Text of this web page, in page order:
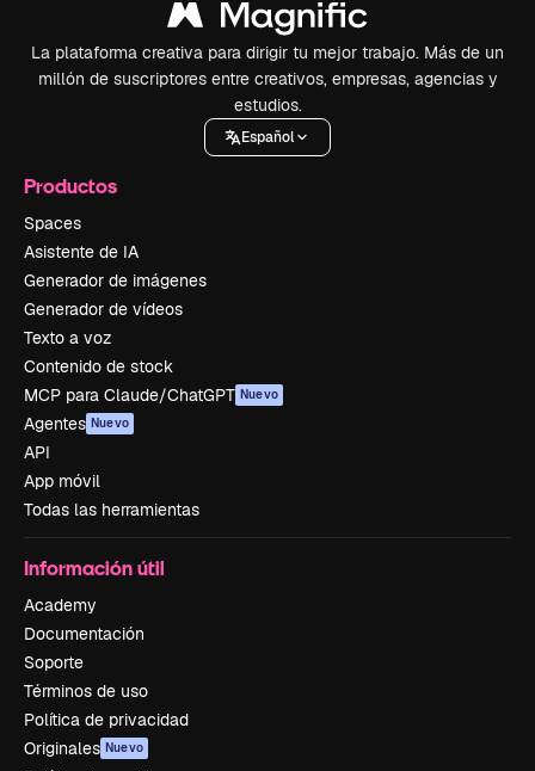
La plataforma creativa para dirigir tu mejor trabajo. Más de un
millón de suscriptores entre creativos, empresas, agencias y
estudios.
Español
Productos
Spaces
Asistente de IA
Generador de imágenes
Generador de vídeos
Texto a voz
Contenido de stock
MCP para Claude/ChatGPT Nuevo
Agentes Nuevo
API
App móvil
Todas las herramientas
Información útil
Academy
Documentación
Soporte
Términos de uso
Política de privacidad
Originales Nuevo